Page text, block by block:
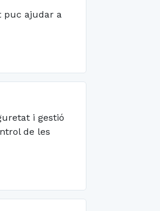
puc ajudar a
i gestió
de les